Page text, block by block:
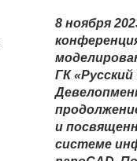
8 ноября
ГК
и
системе